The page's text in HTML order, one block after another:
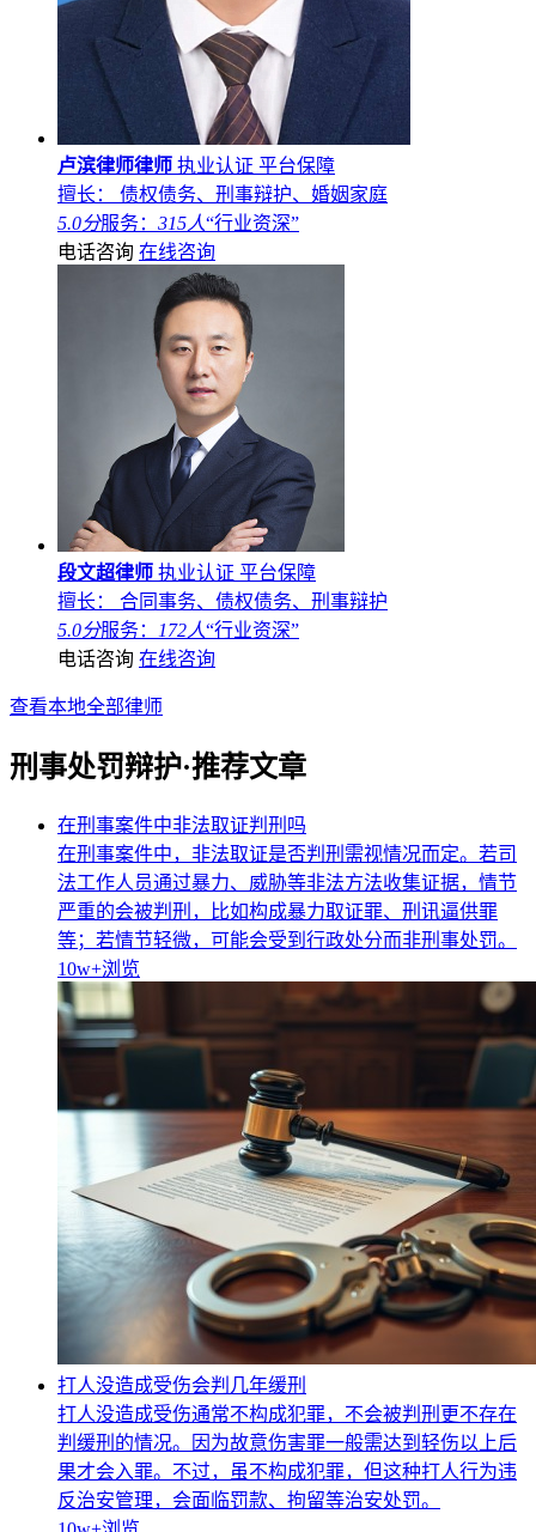
卢滨律师律师 执业认证 平台保障
擅长： 债权债务、刑事辩护、婚姻家庭
5.0分服务： 315人“行业资深”
电话咨询 在线咨询
段文超律师 执业认证 平台保障
擅长： 合同事务、债权债务、刑事辩护
5.0分服务： 172人“行业资深”
电话咨询 在线咨询
查看本地全部律师
刑事处罚辩护·推荐文章
在刑事案件中非法取证判刑吗
在刑事案件中，非法取证是否判刑需视情况而定。若司
法工作人员通过暴力、威胁等非法方法收集证据，情节
严重的会被判刑，比如构成暴力取证罪、刑讯逼供罪
等；若情节轻微，可能会受到行政处分而非刑事处罚。
10w+浏览
打人没造成受伤会判几年缓刑
打人没造成受伤通常不构成犯罪，不会被判刑更不存在
判缓刑的情况。因为故意伤害罪一般需达到轻伤以上后
果才会入罪。不过，虽不构成犯罪，但这种打人行为违
反治安管理，会面临罚款、拘留等治安处罚。